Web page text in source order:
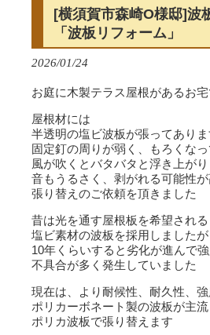
[横須賀市森崎O様邸]波
「波板リフォーム」
2026/01/24
お庭に木製テラス屋根があるお
屋根材には
半透明の塩ビ波板が張ってあり
固定釘の周りが弱く、もろくな
風が吹くとバタバタと浮き上がり
音もうるさく、剥がれる可能性
張り替えのご依頼を頂きました
昔は光を通す屋根板を希望される
塩ビ素材の波板を採用しましたが
10年くらいすると劣化が進んで
不具合が多く発生していました
現在は、より耐候性、耐久性、
ポリカーボネート製の波板が主
ポリカ波板で張り替えます